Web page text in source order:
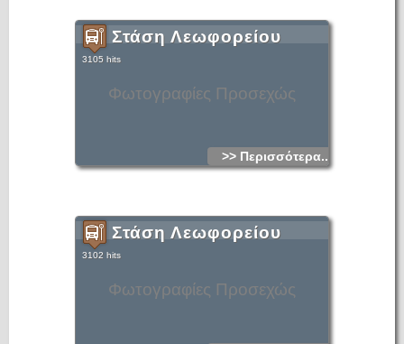
Φωτογραφίες Προσεχώς
Στάση Λεωφορείου
3105 hits
>> Περισσότερα...
Φωτογραφίες Προσεχώς
Στάση Λεωφορείου
3102 hits